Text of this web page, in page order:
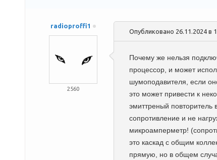
radioproffi1
2560
Опубликовано 26.11.2024 в
Почему же нельзя
процессор, и может
шумоподавителя, если
это может привести к
эмиттреный повторитель
сопротивление и не
микроамперметр!
это каскад с общим
прямую, но в общем